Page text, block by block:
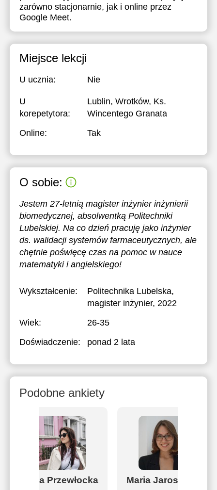
zarówno stacjonarnie, jak i online przez
Google Meet.
Miejsce lekcji
U ucznia: Nie
U
korepetytora:
Lublin, Wrotków, Ks.
Wincentego Granata
Online:
Tak
O sobie:
Jestem 27-letnią magister inżynier inżynierii
biomedycznej, absolwentką Politechniki
Lubelskiej. Na co dzień pracuję jako inżynier
ds. walidacji systemów farmaceutycznych, ale
chętnie poświęcę czas na pomoc w nauce
matematyki i angielskiego!
Wykształcenie: Politechnika Lubelska,
magister inżynier, 2022
Wiek:
26-35
Doświadczenie:
ponad 2 lata
Podobne ankiety
Marta Przewłocka Maria Jaroszenko